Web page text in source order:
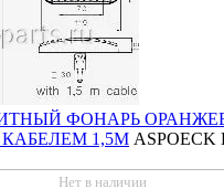
ФОНАРЬ
КАБЕЛЕМ 1,5М ASPOECK
Нет в наличии